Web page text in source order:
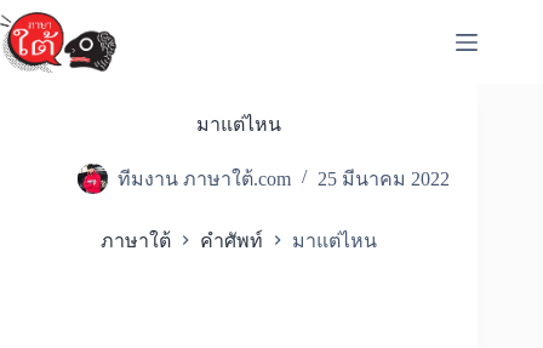
Skip
to
content
มาแต่ไหน
ทีมงาน ภาษาใต้.com 25 มีนาคม 2022
ภาษาใต้ คำศัพท์ มาแต่ไหน